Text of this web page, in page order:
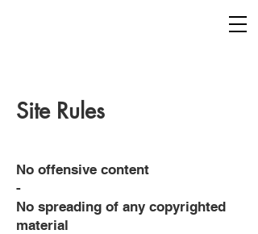
Site Rules
No offensive content
-
No spreading of any copyrighted
material